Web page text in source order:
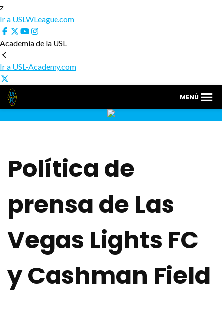
z
Ir a USLWLeague.com
Academia de la USL
Ir a USL-Academy.com
Las
Vegas
Lights
FC
Las
Vegas
MENÚ
Política de
prensa de Las
Vegas Lights FC
y Cashman Field